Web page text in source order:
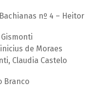
nº 4 – Heitor
de Moraes
Claudia Castelo
Branco